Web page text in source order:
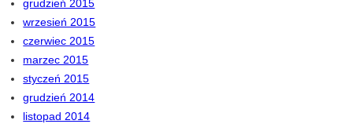
grudzień 2015
wrzesień 2015
czerwiec 2015
marzec 2015
styczeń 2015
grudzień 2014
listopad 2014